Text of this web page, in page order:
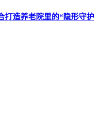
打造养老院里的“隐形守护